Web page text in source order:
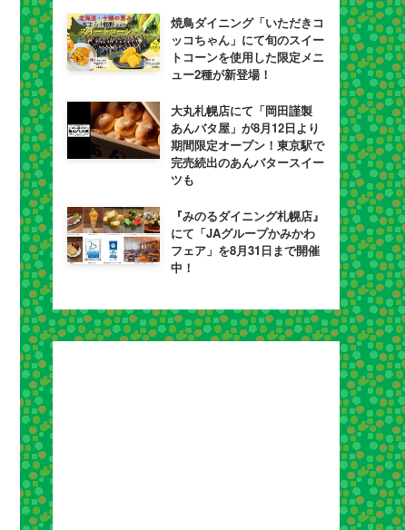
焼鳥ダイニング「いただきコ
ッコちゃん」にて旬のスイー
トコーンを使用した限定メニ
ュー2種が新登場！
大丸札幌店にて「岡田謹製
あんバタ屋」が8月12日より
期間限定オープン！東京駅で
完売続出のあんバタースイー
ツも
『みのるダイニング札幌店』
にて「JAグループかみかわ
フェア」を8月31日まで開催
中！